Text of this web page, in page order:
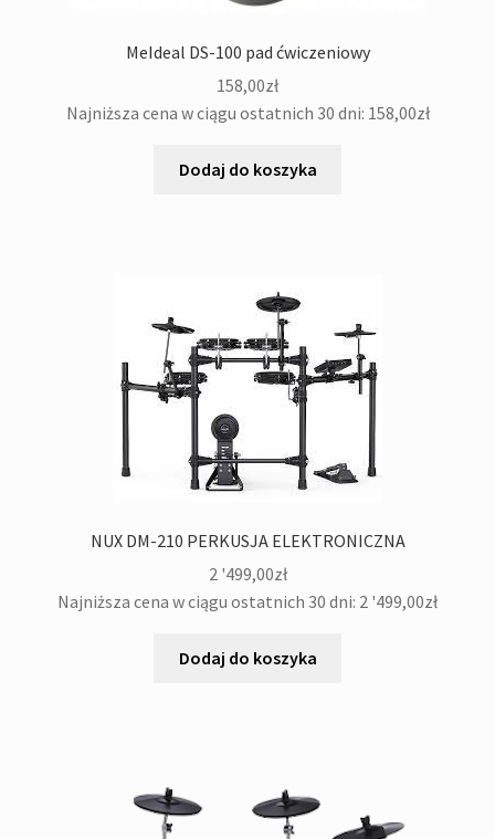
MeIdeal DS-100 pad ćwiczeniowy
158,00zł
Najniższa cena w ciągu ostatnich 30 dni: 158,00zł
Dodaj do koszyka
NUX DM-210 PERKUSJA ELEKTRONICZNA
2 '499,00zł
Najniższa cena w ciągu ostatnich 30 dni: 2 '499,00zł
Dodaj do koszyka